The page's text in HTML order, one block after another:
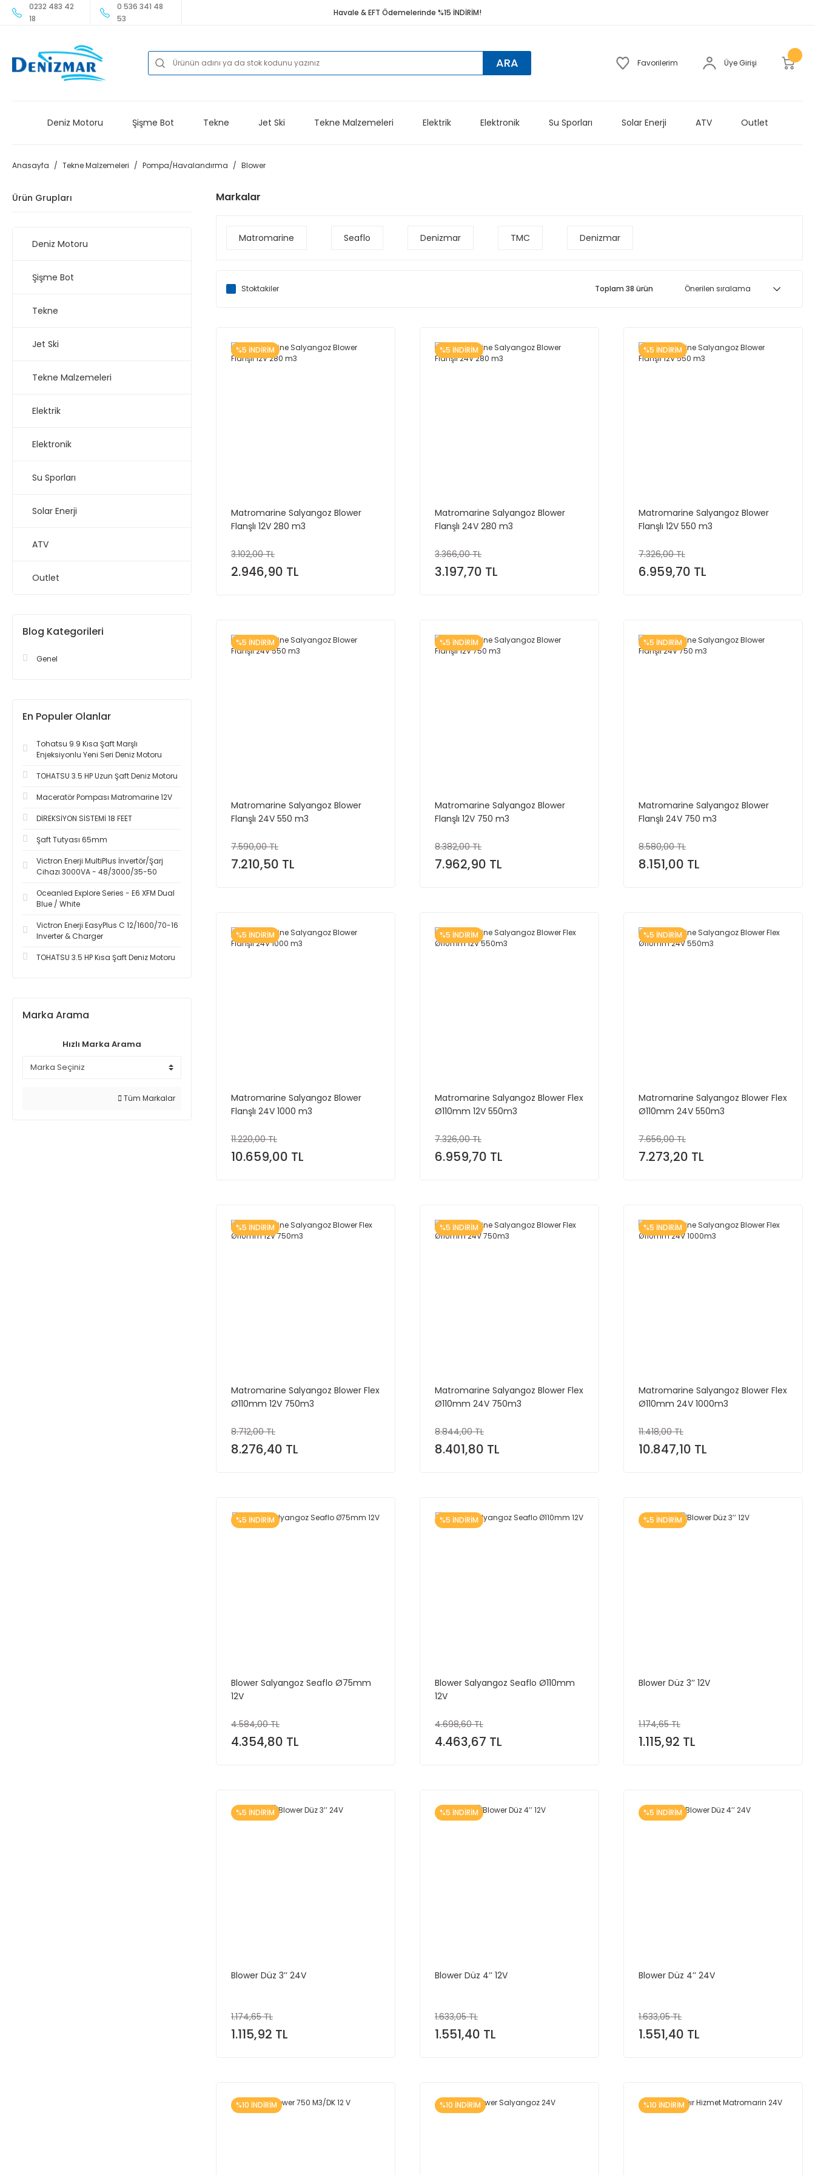
0232 483 42
18
0 536 341 48
53
Havale & EFT Ödemelerinde %15 İNDİRİM!
ARA Favorilerim Üye Girişi
Deniz Motoru Şişme Bot Tekne Jet Ski Tekne Malzemeleri Elektrik Elektronik Su Sporları Solar Enerji ATV Outlet
Anasayfa Tekne Malzemeleri Pompa/Havalandırma Blower
Ürün Grupları
Deniz Motoru
Şişme Bot
Tekne
Jet Ski
Tekne Malzemeleri
Elektrik
Elektronik
Su Sporları
Solar Enerji
ATV
Outlet
Blog Kategorileri
Genel
En Populer Olanlar
Tohatsu 9.9 Kısa Şaft Marşlı
Enjeksiyonlu Yeni Seri Deniz Motoru
TOHATSU 3.5 HP Uzun Şaft Deniz Motoru
Maceratör Pompası Matromarine 12V
DİREKSİYON SİSTEMİ 18 FEET
Şaft Tutyası 65mm
Victron Enerji MultiPlus İnvertör/Şarj
Cihazı 3000VA - 48/3000/35-50
Oceanled Explore Series - E6 XFM Dual
Blue / White
Victron Enerji EasyPlus C 12/1600/70-16
Inverter & Charger
TOHATSU 3.5 HP Kısa Şaft Deniz Motoru
Marka Arama
Hızlı Marka Arama
Tüm Markalar
Markalar
Matromarine Seaflo Denizmar TMC Denizmar
Stoktakiler Toplam 38 ürün
%5 İNDİRİM
Matromarine Salyangoz Blower
Flanşlı 12V 280 m3
3.102,00 TL
2.946,90 TL
%5 İNDİRİM
Matromarine Salyangoz Blower
Flanşlı 24V 280 m3
3.366,00 TL
3.197,70 TL
%5 İNDİRİM
Matromarine Salyangoz Blower
Flanşlı 12V 550 m3
7.326,00 TL
6.959,70 TL
%5 İNDİRİM
Matromarine Salyangoz Blower
Flanşlı 24V 550 m3
7.590,00 TL
7.210,50 TL
%5 İNDİRİM
Matromarine Salyangoz Blower
Flanşlı 12V 750 m3
8.382,00 TL
7.962,90 TL
%5 İNDİRİM
Matromarine Salyangoz Blower
Flanşlı 24V 750 m3
8.580,00 TL
8.151,00 TL
%5 İNDİRİM
Matromarine Salyangoz Blower
Flanşlı 24V 1000 m3
11.220,00 TL
10.659,00 TL
%5 İNDİRİM
Matromarine Salyangoz Blower Flex
Ø110mm 12V 550m3
7.326,00 TL
6.959,70 TL
%5 İNDİRİM
Matromarine Salyangoz Blower Flex
Ø110mm 24V 550m3
7.656,00 TL
7.273,20 TL
%5 İNDİRİM
Matromarine Salyangoz Blower Flex
Ø110mm 12V 750m3
8.712,00 TL
8.276,40 TL
%5 İNDİRİM
Matromarine Salyangoz Blower Flex
Ø110mm 24V 750m3
8.844,00 TL
8.401,80 TL
%5 İNDİRİM
Matromarine Salyangoz Blower Flex
Ø110mm 24V 1000m3
11.418,00 TL
10.847,10 TL
%5 İNDİRİM
Blower Salyangoz Seaflo Ø75mm
12V
4.584,00 TL
4.354,80 TL
%5 İNDİRİM
Blower Salyangoz Seaflo Ø110mm
12V
4.698,60 TL
4.463,67 TL
%5 İNDİRİM
Blower Düz 3’’ 12V
1.174,65 TL
1.115,92 TL
%5 İNDİRİM
Blower Düz 3’’ 24V
1.174,65 TL
1.115,92 TL
%5 İNDİRİM
Blower Düz 4’’ 12V
1.633,05 TL
1.551,40 TL
%5 İNDİRİM
Blower Düz 4’’ 24V
1.633,05 TL
1.551,40 TL
%10 İNDİRİM %10 İNDİRİM %10 İNDİRİM